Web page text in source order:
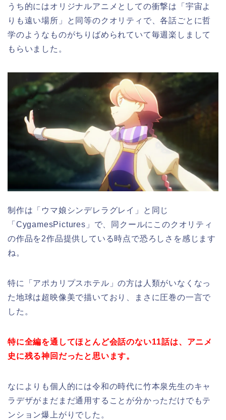
うち的にはオリジナルアニメとしての衝撃は「宇宙よ
りも遠い場所」と同等のクオリティで、各話ごとに哲
学のようなものがちりばめられていて毎週楽しまして
もらいました。
制作は「ウマ娘シンデレラグレイ」と同じ
「CygamesPictures」で、同クールにこのクオリティ
の作品を2作品提供している時点で恐ろしさを感じます
ね。
特に「アポカリプスホテル」の方は人類がいなくなっ
た地球は超映像美で描いており、まさに圧巻の一言で
した。
特に全編を通してほとんど会話のない11話は、アニメ
史に残る神回だったと思います。
なによりも個人的には令和の時代に竹本泉先生のキャ
ラデザがまだまだ通用することが分かっただけでもテ
ンション爆上がりでした。